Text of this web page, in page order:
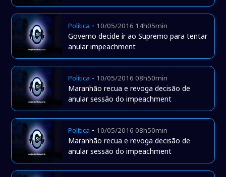
Política - 10/05/2016 14h05min
Governo decide ir ao Supremo para tentar
anular impeachment
Política - 10/05/2016 08h50min
Maranhão recua e revoga decisão de
anular sessão do impeachment
Política - 10/05/2016 08h50min
Maranhão recua e revoga decisão de
anular sessão do impeachment